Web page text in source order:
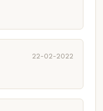
22-02-2022